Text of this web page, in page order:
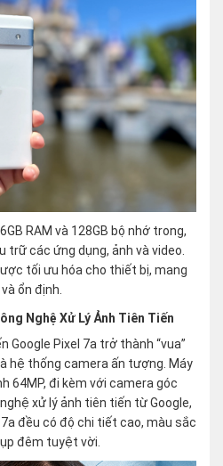
RAM và 128GB bộ nhớ trong,
trữ các ứng dụng, ảnh và video.
tối ưu hóa cho thiết bị, mang
ổn định.
Nghệ Xử Lý Ảnh Tiên Tiến
Google Pixel 7a trở thành “vua”
hệ thống camera ấn tượng. Máy
64MP, đi kèm với camera góc
xử lý ảnh tiên tiến từ Google,
đều có độ chi tiết cao, màu sắc
đêm tuyệt vời.